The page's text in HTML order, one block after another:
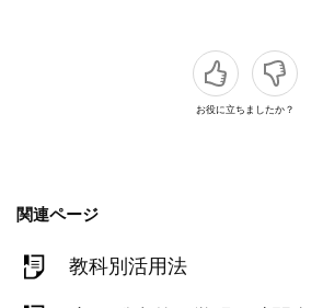
お役に立ちましたか？
関連ページ
教科別活用法